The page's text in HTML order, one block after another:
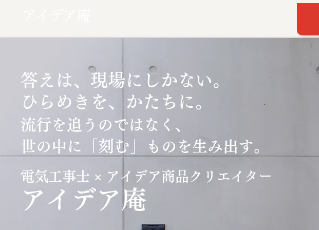
ひらめきを、かたちに。
答えは、現場にしかない。
流行を追うのではなく、
世の中に
「刻む」 ものを生み出す。
電気工事士 × アイデア商品クリエイター
​アイデア庵